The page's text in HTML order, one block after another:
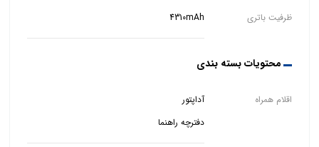
ظرفیت باتری 4310mAh
محتویات بسته بندی
اقلام همراه
آداپتور
دفترچه راهنما